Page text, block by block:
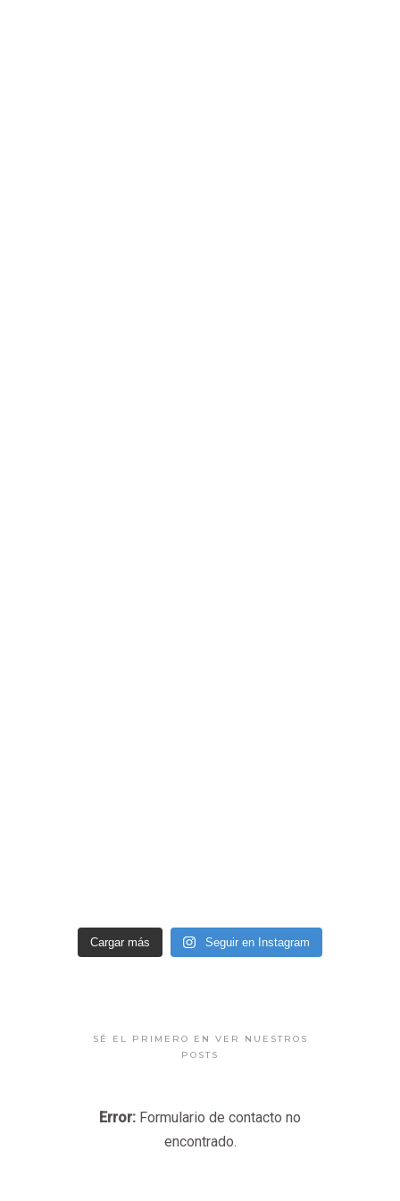
Cargar más Seguir en Instagram
SÉ EL PRIMERO EN VER NUESTROS
POSTS
Error: Formulario de contacto no
encontrado.